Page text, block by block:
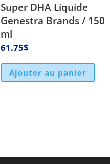
Super DHA Liquide
Genestra Brands / 150
ml
61.75$
Ajouter au panier